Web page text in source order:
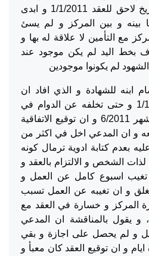
العقد تحت التجربة و بتاريخ لاحق للعقد 1/1/2011 و ابدى
بينه و بين المركز و لم يسئ
مع التأمين لا علاقة له بها و
بخط اليد لم يكن موجود عند
لم يكونوا موجودين
ابنه للشهادة و الذي افاد ان
المدعي عمل منذ 1/1/2011 و حتى تخلفه عن الدوام في
نهاية شهر 5/2011 بداية شهر 6/2011 و ان توقيع الاتفاقية
و ان المدعي اخل في اكثر من
بعدم كتابة ادوية ترمال كونه
الشخص و الالتزام بالعقد و
تغيب اسبوع كامل عن العمل و
و ان تغيبه عن العمل تسبب
المركز و خسارة في العقد مع
و يقول بالمناقشة ان المدعي
و لم يحصل على اجازة و بقي
و ان توقيع العقد كان معبأ و